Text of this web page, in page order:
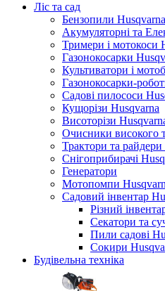
Ліс та сад
Бензопили Husqvarna
Акумуляторні та
Тримери і мотокоси
Газонокосарки
Культиватори і
Газонокосарки-
Садові пилососи
Кущорізи Husqvarna
Висоторізи
Очисники високого
Трактори та райдери
Снігоприбирачі
Генератори
Мотопомпи
Садовий інвентар
Різний
Секатори та
Пили садові
Сокири
Будівельна техніка